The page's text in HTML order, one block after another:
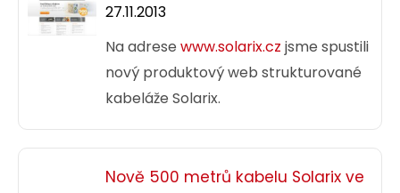
27.11.2013
Na adresewww.solarix.cz jsme spustili
nový produktový web strukturované
kabeláže Solarix.
Nově 500 metrů kabelu Solarix ve